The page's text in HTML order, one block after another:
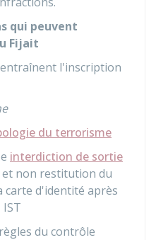
qui peuvent
Fijait
l'inscription
du terrorisme
interdiction de sortie
et non restitution du
carte d'identité après
du contrôle